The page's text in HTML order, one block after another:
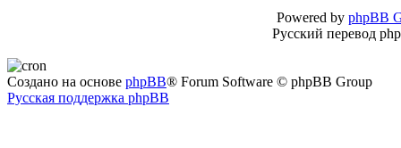
Powered by phpBB
Русский перевод
Создано на основе phpBB® Forum Software © phpBB Group
Русская поддержка phpBB